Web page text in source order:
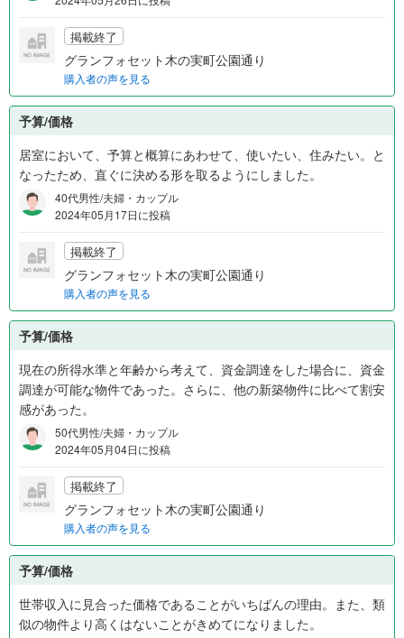
掲載終了
グランフォセット木の実町公園通り
購入者の声を見る
予算/価格
居室において、予算と概算にあわせて、使いたい、住みたい。と
なったため、直ぐに決める形を取るようにしました。
40代男性/夫婦・カップル
2024年05月17日に投稿
掲載終了
グランフォセット木の実町公園通り
購入者の声を見る
予算/価格
現在の所得水準と年齢から考えて、資金調達をした場合に、資金
調達が可能な物件であった。さらに、他の新築物件に比べて割安
感があった。
50代男性/夫婦・カップル
2024年05月04日に投稿
掲載終了
グランフォセット木の実町公園通り
購入者の声を見る
予算/価格
世帯収入に見合った価格であることがいちばんの理由。また、類
似の物件より高くはないことがきめてになりました。